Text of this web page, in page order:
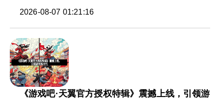
2026-08-07 01:21:16
《游戏吧·天翼官方授权特辑》震撼上线，引领游